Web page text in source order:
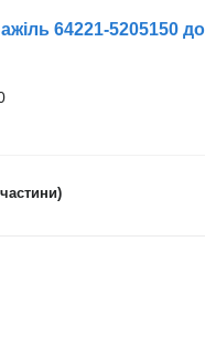
64221-5205150